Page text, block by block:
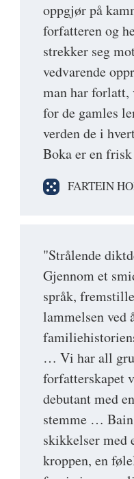
oppgjør på
forfatteren og
strekker seg
vedvarende
man har forlatt,
for de gamles
verden de i
Boka er en
FARTEIN
"Strålende
Gjennom et
språk,
lammelsen ved
… Vi har all
forfatterskapet
debutant med
stemme …
skikkelser
kroppen, en